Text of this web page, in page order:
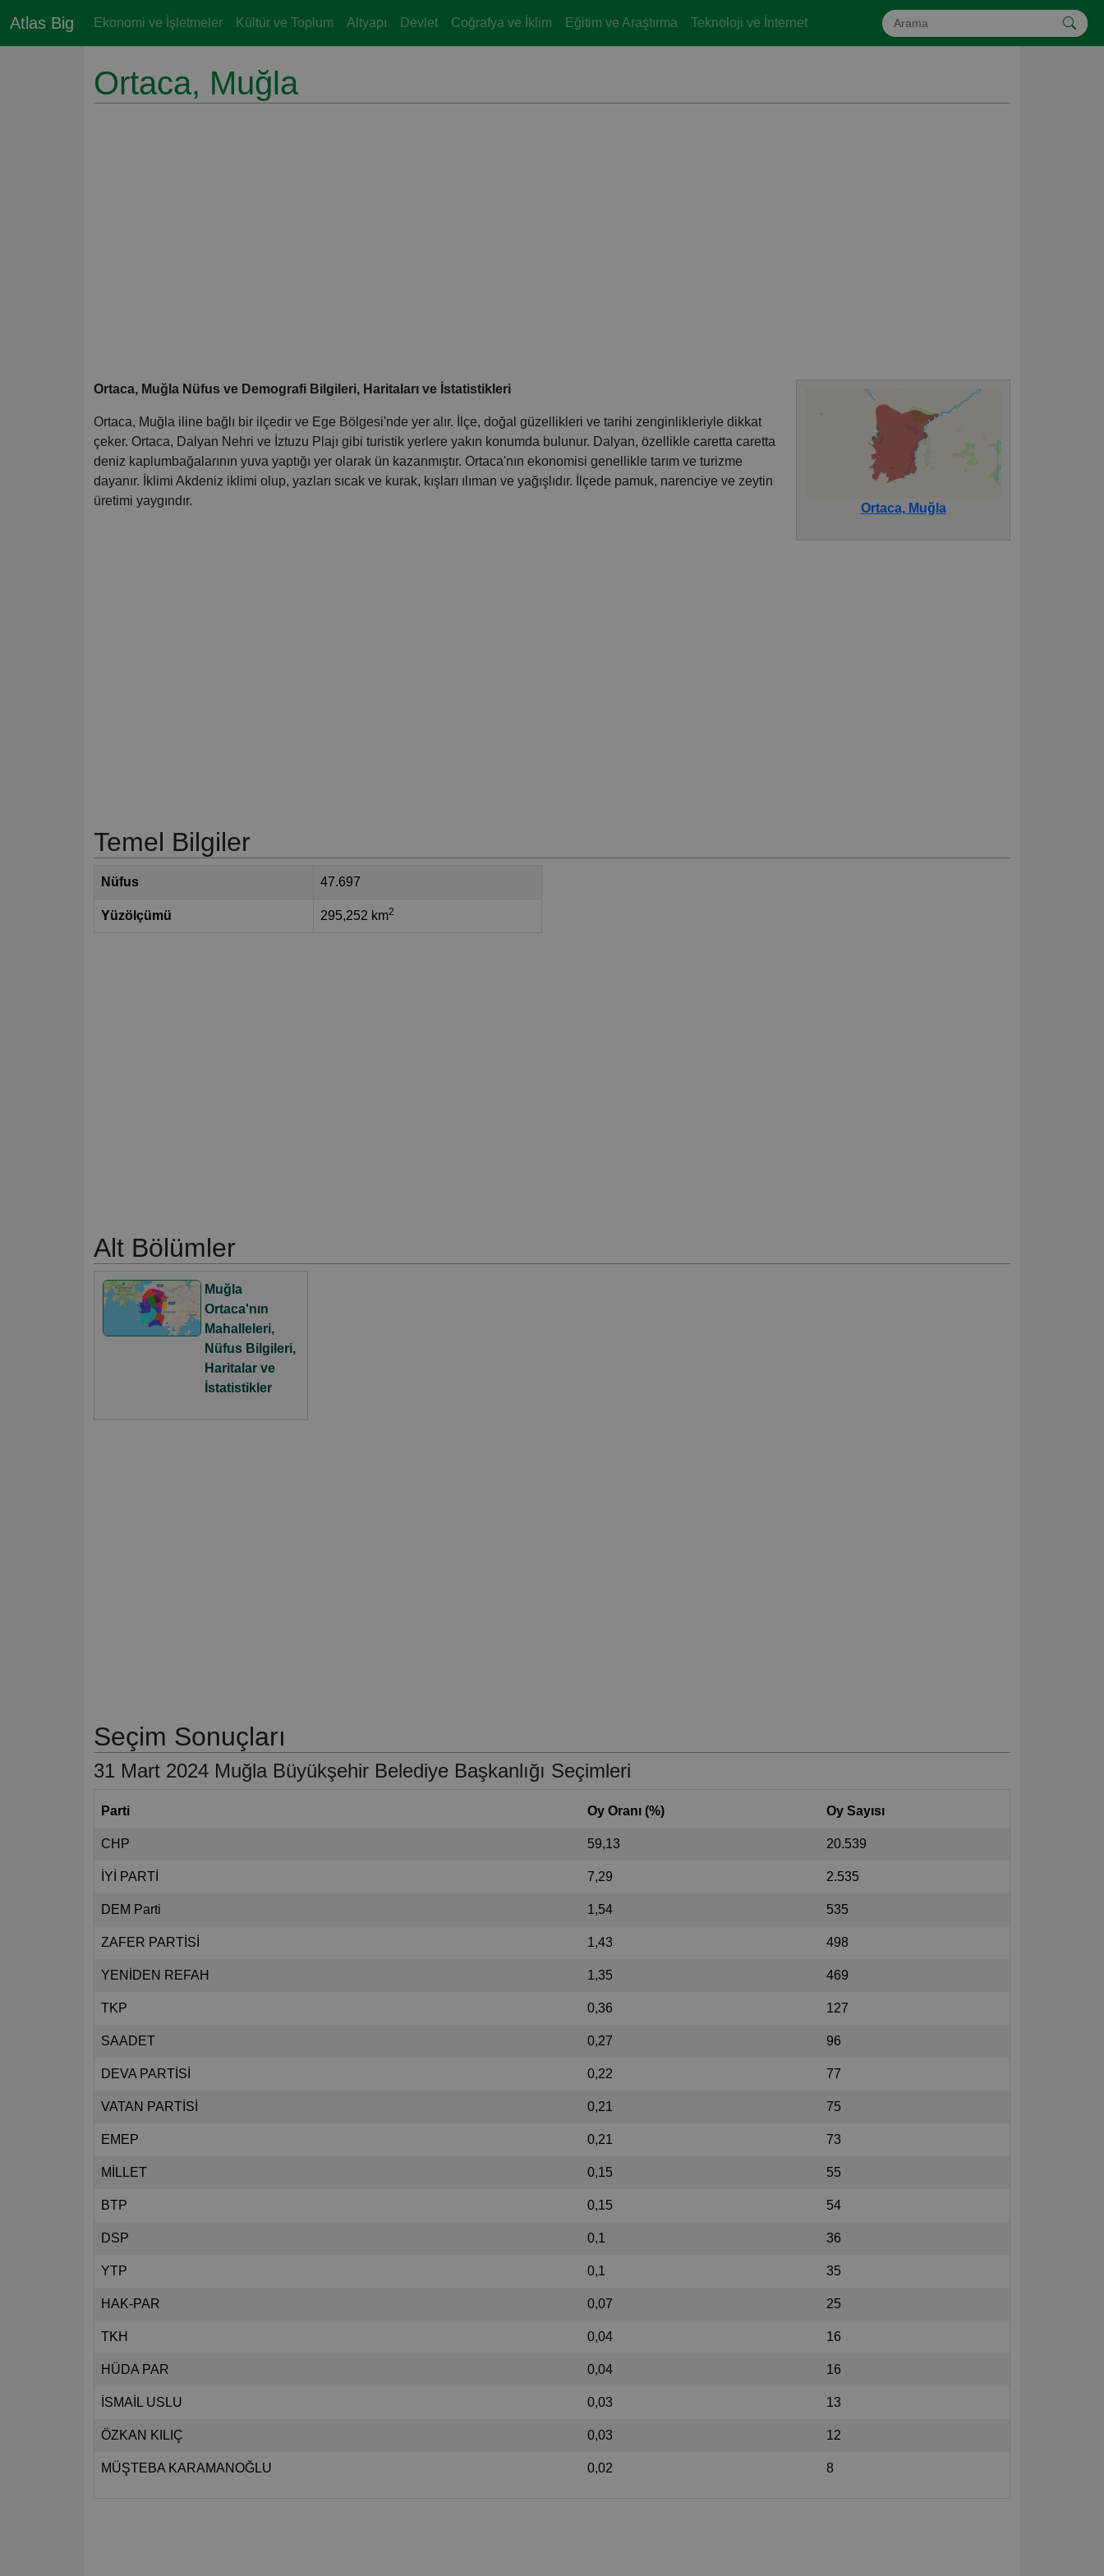
Atlas Big Ekonomi ve İşletmeler Kültür ve Toplum Altyapı Devlet Coğrafya ve İklim Eğitim ve Araştırma Teknoloji ve İnternet
Ortaca, Muğla
Ortaca, Muğla Nüfus ve Demografi Bilgileri, Haritaları ve İstatistikleri
Ortaca, Muğla iline bağlı bir ilçedir ve Ege Bölgesi'nde yer alır. İlçe, doğal güzellikleri ve tarihi zenginlikleriyle dikkat
çeker. Ortaca, Dalyan Nehri ve İztuzu Plajı gibi turistik yerlere yakın konumda bulunur. Dalyan, özellikle caretta caretta
deniz kaplumbağalarının yuva yaptığı yer olarak ün kazanmıştır. Ortaca'nın ekonomisi genellikle tarım ve turizme
dayanır. İklimi Akdeniz iklimi olup, yazları sıcak ve kurak, kışları ılıman ve yağışlıdır. İlçede pamuk, narenciye ve zeytin
üretimi yaygındır.
Ortaca, Muğla
Temel Bilgiler
Nüfus 47.697
Yüzölçümü 295,252 km2
Alt Bölümler
Muğla
Ortaca'nın
Mahalleleri,
Nüfus Bilgileri,
Haritalar ve
İstatistikler
Seçim Sonuçları
31 Mart 2024 Muğla Büyükşehir Belediye Başkanlığı Seçimleri
Parti Oy Oranı (%) Oy Sayısı
CHP 59,13 20.539
İYİ PARTİ 7,29 2.535
DEM Parti 1,54 535
ZAFER PARTİSİ 1,43 498
YENİDEN REFAH 1,35 469
TKP 0,36 127
SAADET 0,27 96
DEVA PARTİSİ 0,22 77
VATAN PARTİSİ 0,21 75
EMEP 0,21 73
MİLLET 0,15 55
BTP 0,15 54
DSP 0,1 36
YTP 0,1 35
HAK-PAR 0,07 25
TKH 0,04 16
HÜDA PAR 0,04 16
İSMAİL USLU 0,03 13
ÖZKAN KILIÇ 0,03 12
MÜŞTEBA KARAMANOĞLU 0,02 8